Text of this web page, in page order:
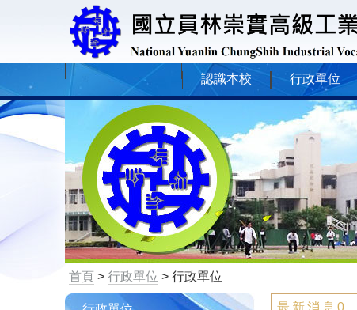
認識本校 行政單位
首頁 > 行政單位 > 行政單位
最新消息0